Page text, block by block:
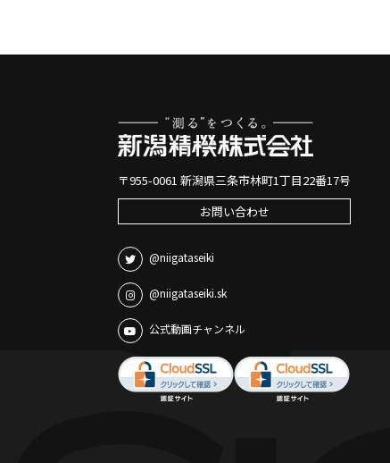
〒955-0061 新潟県三条市林町1丁目22番17号
お問い合わせ
@niigataseiki
@niigataseiki.sk
公式動画チャンネル